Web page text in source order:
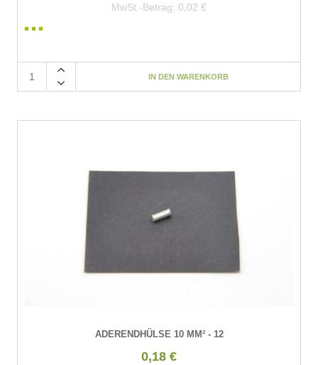
MwSt.-Betrag: 0,02 €
ADERENDHÜLSE 10 MM² - 12
0,18 €